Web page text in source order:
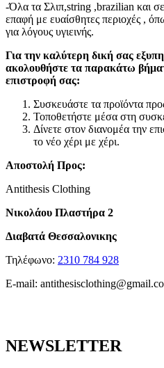
-Όλα τα Σλιπ,string ,brazilian και
επαφή με ευαίσθητες περιοχές ,
για λόγους υγιεινής.
Για την καλύτερη δική σας
ακολουθήστε τα παρακάτω
επιστροφή σας:
Συσκευάστε τα προϊόντα
Τοποθετήστε μέσα στη
Δίνετε στον διανομέα την
το νέο χέρι με χέρι.
Αποστολή Προς:
Antithesis Clothing
Νικολάου Πλαστήρα 2
Διαβατά Θεσσαλονικης
Τηλέφωνο: 2310 784 928
E-mail:
NEWSLETTER